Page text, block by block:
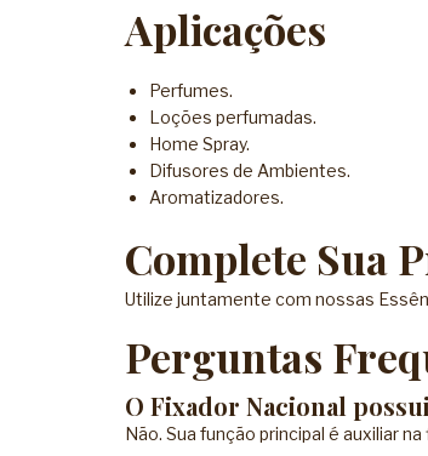
Aplicações
Perfumes.
Loções perfumadas.
Home Spray.
Difusores de Ambientes.
Aromatizadores.
Complete Sua
Utilize juntamente com nossas
Perguntas
O Fixador Nacional
Não. Sua função principal é auxiliar